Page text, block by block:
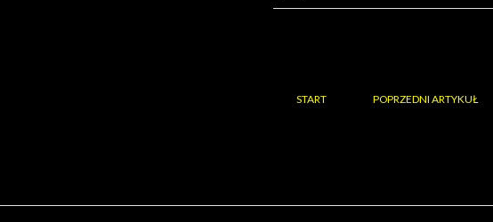
START POPRZEDNI ARTYKUŁ